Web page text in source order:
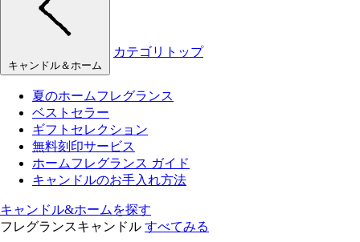
キャンドル＆ホーム
カテゴリトップ
夏のホームフレグランス
ベストセラー
ギフトセレクション
無料刻印サービス
ホームフレグランス ガイド
キャンドルのお手入れ方法
キャンドル&ホームを探す
フレグランスキャンドル すべてみる